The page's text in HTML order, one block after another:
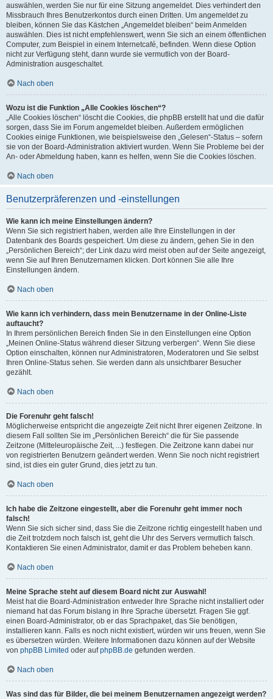
auswählen, werden Sie nur für eine Sitzung angemeldet. Dies verhindert den
Missbrauch Ihres Benutzerkontos durch einen Dritten. Um angemeldet zu
bleiben, können Sie das Kästchen „Angemeldet bleiben“ beim Anmelden
auswählen. Dies ist nicht empfehlenswert, wenn Sie sich an einem öffentlichen
Computer, zum Beispiel in einem Internetcafé, befinden. Wenn diese Option
nicht zur Verfügung steht, dann wurde sie vermutlich von der Board-
Administration ausgeschaltet.
Nach oben
Wozu ist die Funktion „Alle Cookies löschen“?
„Alle Cookies löschen“ löscht die Cookies, die phpBB erstellt hat und die dafür
sorgen, dass Sie im Forum angemeldet bleiben. Außerdem ermöglichen
Cookies einige Funktionen, wie beispielsweise den „Gelesen“-Status – sofern
sie von der Board-Administration aktiviert wurden. Wenn Sie Probleme bei der
An- oder Abmeldung haben, kann es helfen, wenn Sie die Cookies löschen.
Nach oben
Benutzerpräferenzen und -einstellungen
Wie kann ich meine Einstellungen ändern?
Wenn Sie sich registriert haben, werden alle Ihre Einstellungen in der
Datenbank des Boards gespeichert. Um diese zu ändern, gehen Sie in den
„Persönlichen Bereich“; der Link dazu wird meist oben auf der Seite angezeigt,
wenn Sie auf Ihren Benutzernamen klicken. Dort können Sie alle Ihre
Einstellungen ändern.
Nach oben
Wie kann ich verhindern, dass mein Benutzername in der Online-Liste
auftaucht?
In Ihrem persönlichen Bereich finden Sie in den Einstellungen eine Option
„Meinen Online-Status während dieser Sitzung verbergen“. Wenn Sie diese
Option einschalten, können nur Administratoren, Moderatoren und Sie selbst
Ihren Online-Status sehen. Sie werden dann als unsichtbarer Besucher
gezählt.
Nach oben
Die Forenuhr geht falsch!
Möglicherweise entspricht die angezeigte Zeit nicht Ihrer eigenen Zeitzone. In
diesem Fall sollten Sie im „Persönlichen Bereich“ die für Sie passende
Zeitzone (Mitteleuropäische Zeit, ...) festlegen. Die Zeitzone kann dabei nur
von registrierten Benutzern geändert werden. Wenn Sie noch nicht registriert
sind, ist dies ein guter Grund, dies jetzt zu tun.
Nach oben
Ich habe die Zeitzone eingestellt, aber die Forenuhr geht immer noch
falsch!
Wenn Sie sich sicher sind, dass Sie die Zeitzone richtig eingestellt haben und
die Zeit trotzdem noch falsch ist, geht die Uhr des Servers vermutlich falsch.
Kontaktieren Sie einen Administrator, damit er das Problem beheben kann.
Nach oben
Meine Sprache steht auf diesem Board nicht zur Auswahl!
Meist hat die Board-Administration entweder Ihre Sprache nicht installiert oder
niemand hat das Forum bislang in Ihre Sprache übersetzt. Fragen Sie ggf.
einen Board-Administrator, ob er das Sprachpaket, das Sie benötigen,
installieren kann. Falls es noch nicht existiert, würden wir uns freuen, wenn Sie
es übersetzen würden. Weitere Informationen dazu können auf der Website
von phpBB Limited oder aufphpBB.de gefunden werden.
Nach oben
Was sind das für Bilder, die bei meinem Benutzernamen angezeigt werden?